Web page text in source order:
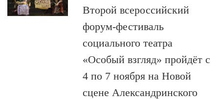
Второй всероссийский
форум-фестиваль
социального театра
«Особый взгляд» пройдёт с
4 по 7 ноября на Новой
сцене Александринского